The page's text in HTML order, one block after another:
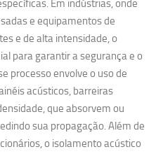
Em indústrias, onde
e equipamentos de
e de alta intensidade, o
para garantir a segurança e o
processo envolve o uso de
acústicos, barreiras
que absorvem ou
sua propagação. Além de
o isolamento acústico